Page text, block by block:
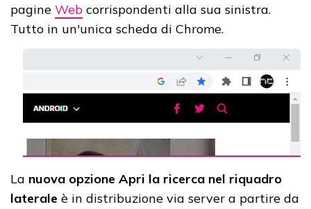
pagine Web corrispondenti alla sua sinistra.
Tutto in un'unica scheda di Chrome.
La nuova opzione Apri la ricerca nel riquadro
laterale è in distribuzione via server a partire da